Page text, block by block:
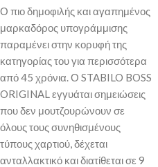
Ο πιο δημοφιλής και αγαπημένος
μαρκαδόρος υπογράμμισης
παραμένει στην κορυφή της
κατηγορίας του για περισσότερα
από 45 χρόνια. Ο STABILO BOSS
ORIGINAL εγγυάται σημειώσεις
που δεν μουτζουρώνουν σε
όλους τους συνηθισμένους
τύπους χαρτιού, δέχεται
ανταλλακτικό και διατίθεται σε 9